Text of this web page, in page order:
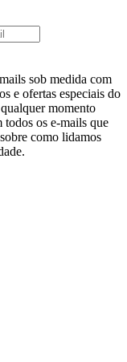
sob medida com
e ofertas especiais do
momento
todos os e-mails que
como lidamos